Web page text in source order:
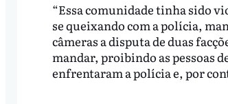
“Essa comunidade tinha sido
se queixando com a polícia,
câmeras a disputa de duas
mandar, proibindo as pessoas
enfrentaram a polícia e, por